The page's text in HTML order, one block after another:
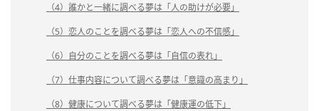
（4）誰かと一緒に調べる夢は「人の助けが必要」
（5）恋人のことを調べる夢は「恋人への不信感」
（6）自分のことを調べる夢は「自信の表れ」
（7）仕事内容について調べる夢は「意識の高まり」
（8）健康について調べる夢は「健康運の低下」